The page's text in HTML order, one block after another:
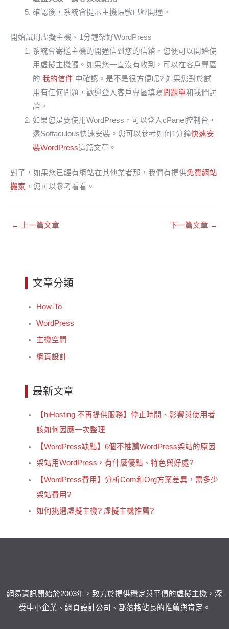
確認後，系統會提示主機帳號已經開通。
開始試用虛擬主機、1分鐘架好WordPress
系統會寄送主機的開通信到您的信箱，您便可以開始使
用虛擬主機囉。如果您一直沒有收到，可以在客戶專區
的 我的信件 中確認。是不是很方便呢? 如果您對於試
用有任何問題，歡迎登入客戶專區填寫問題單和我們討
論。
如果您是要使用WordPress，可以登入cPanel控制台，
透Softaculous快速安裝。您可以參考如何1分鐘快速安
裝WordPress這篇文章。
對了，如果您已經有網站在其他業者那，我們有提供免費網站
搬家 ，您可以參考看看。
← 上一篇文章 下一篇文章 →
文章分類
How-To
WordPress
主機空間
網頁設計
最新文章
【hiHosting 不再提供服務】停止時間、影響與使用者
該如何因應一次整理
【WordPress缺點】6個不推薦WordPress架站的原因
架站用WordPress，有什麼優點、特色與好處?
【WordPress費用】分析Com和Org方案差異，需多少
架站費用?
如何挑選虛擬主機? 虛擬主機推薦?
網易資訊開始於2003年，致力於提供穩定與平價的虛擬主機，深
受中小企業、網頁設計公司、部落格站長的推薦與肯定。